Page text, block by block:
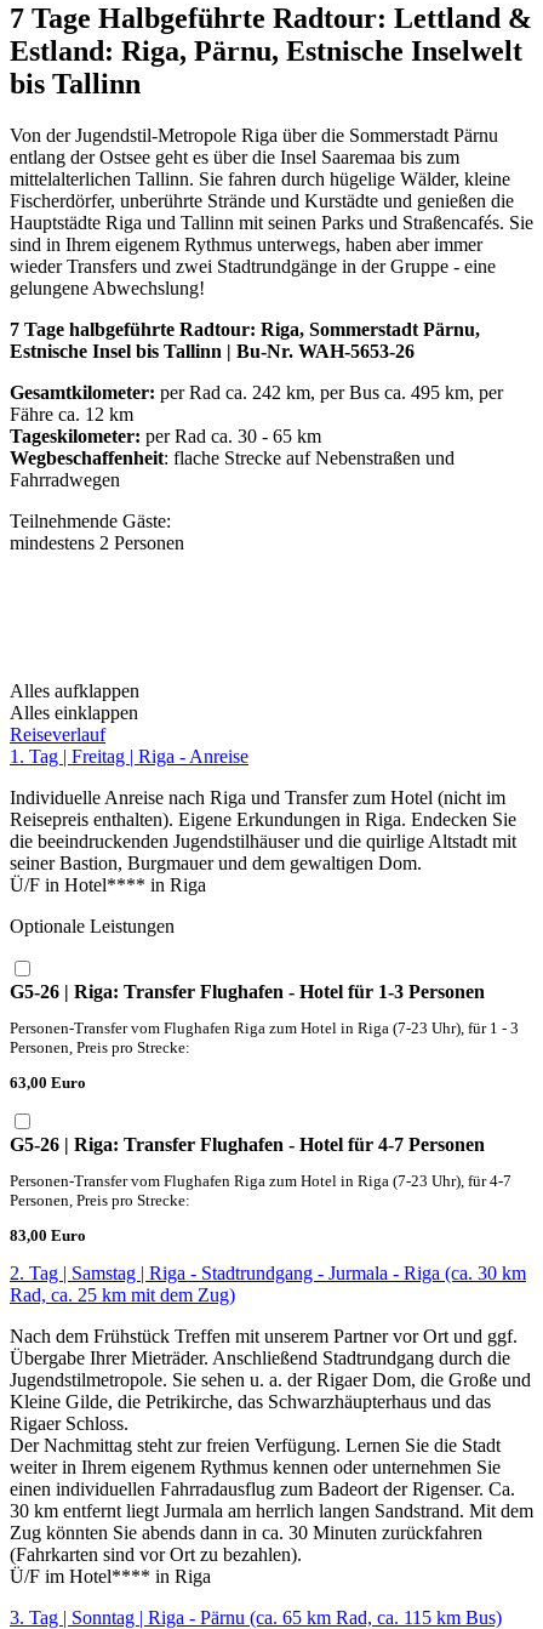
7 Tage Halbgeführte Radtour: Lettland &
Estland: Riga, Pärnu, Estnische Inselwelt
bis Tallinn
Von der Jugendstil-Metropole Riga über die Sommerstadt Pärnu
entlang der Ostsee geht es über die Insel Saaremaa bis zum
mittelalterlichen Tallinn. Sie fahren durch hügelige Wälder, kleine
Fischerdörfer, unberührte Strände und Kurstädte und genießen die
Hauptstädte Riga und Tallinn mit seinen Parks und Straßencafés. Sie
sind in Ihrem eigenem Rythmus unterwegs, haben aber immer
wieder Transfers und zwei Stadtrundgänge in der Gruppe - eine
gelungene Abwechslung!
7 Tage halbgeführte Radtour: Riga, Sommerstadt Pärnu,
Estnische Insel bis Tallinn | Bu-Nr. WAH-5653-26
Gesamtkilometer: per Rad ca. 242 km, per Bus ca. 495 km, per
Fähre ca. 12 km
Tageskilometer: per Rad ca. 30 - 65 km
Wegbeschaffenheit: flache Strecke auf Nebenstraßen und
Fahrradwegen
Teilnehmende Gäste:
mindestens 2 Personen
Alles aufklappen
Alles einklappen
Reiseverlauf
1. Tag | Freitag | Riga - Anreise
Individuelle Anreise nach Riga und Transfer zum Hotel (nicht im
Reisepreis enthalten). Eigene Erkundungen in Riga. Endecken Sie
die beeindruckenden Jugendstilhäuser und die quirlige Altstadt mit
seiner Bastion, Burgmauer und dem gewaltigen Dom.
Ü/F in Hotel**** in Riga
Optionale Leistungen
G5-26 | Riga: Transfer Flughafen - Hotel für 1-3 Personen
Personen-Transfer vom Flughafen Riga zum Hotel in Riga (7-23 Uhr), für 1 - 3
Personen, Preis pro Strecke:
63,00 Euro
G5-26 | Riga: Transfer Flughafen - Hotel für 4-7 Personen
Personen-Transfer vom Flughafen Riga zum Hotel in Riga (7-23 Uhr), für 4-7
Personen, Preis pro Strecke:
83,00 Euro
2. Tag | Samstag | Riga - Stadtrundgang - Jurmala - Riga (ca. 30 km
Rad, ca. 25 km mit dem Zug)
Nach dem Frühstück Treffen mit unserem Partner vor Ort und ggf.
Übergabe Ihrer Mieträder. Anschließend Stadtrundgang durch die
Jugendstilmetropole. Sie sehen u. a. der Rigaer Dom, die Große und
Kleine Gilde, die Petrikirche, das Schwarzhäupterhaus und das
Rigaer Schloss.
Der Nachmittag steht zur freien Verfügung. Lernen Sie die Stadt
weiter in Ihrem eigenem Rythmus kennen oder unternehmen Sie
einen individuellen Fahrradausflug zum Badeort der Rigenser. Ca.
30 km entfernt liegt Jurmala am herrlich langen Sandstrand. Mit dem
Zug könnten Sie abends dann in ca. 30 Minuten zurückfahren
(Fahrkarten sind vor Ort zu bezahlen).
Ü/F im Hotel**** in Riga
3. Tag | Sonntag | Riga - Pärnu (ca. 65 km Rad, ca. 115 km Bus)